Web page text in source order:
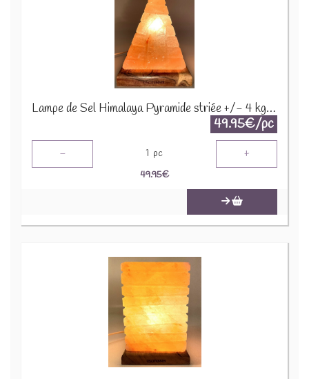
Lampe de Sel Himalaya Pyramide striée +/- 4 kgs PYR102
49.95€/pc
- 1 pc +
49.95€